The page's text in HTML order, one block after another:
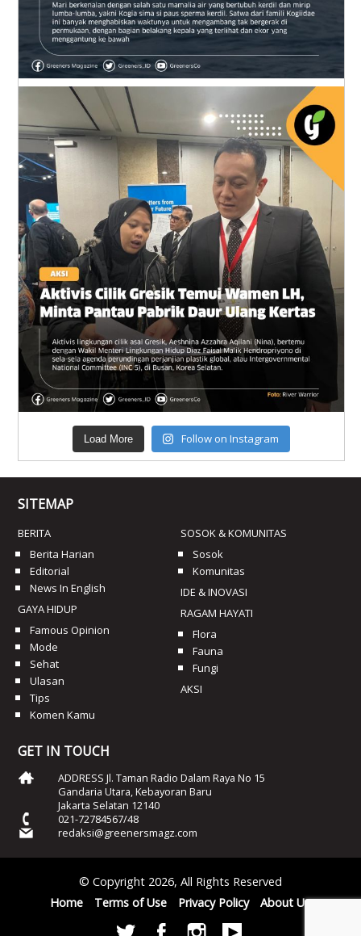
Load More Follow on Instagram
SITEMAP
BERITA
Berita Harian
Editorial
News In English
GAYA HIDUP
Famous Opinion
Mode
Sehat
Ulasan
Tips
Komen Kamu
SOSOK & KOMUNITAS
Sosok
Komunitas
IDE & INOVASI
RAGAM HAYATI
Flora
Fauna
Fungi
AKSI
GET IN TOUCH
ADDRESS Jl. Taman Radio Dalam Raya No 15
Gandaria Utara, Kebayoran Baru
Jakarta Selatan 12140
021-72784567/48
redaksi@greenersmagz.com
© Copyright 2026, All Rights Reserved
Home
Terms of Use Privacy Policy About Us